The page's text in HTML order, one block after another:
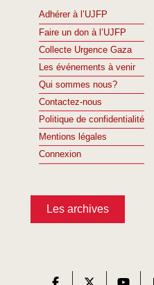
Adhérer à l’UJFP
Faire un don à l’UJFP
Collecte Urgence Gaza
Les événements à venir
Qui sommes nous?
Contactez-nous
Politique de confidentialité
Mentions légales
Connexion
Les archives